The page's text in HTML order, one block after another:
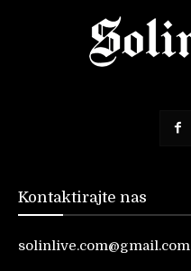
Kontaktirajte nas
solinlive.com@gmail.com